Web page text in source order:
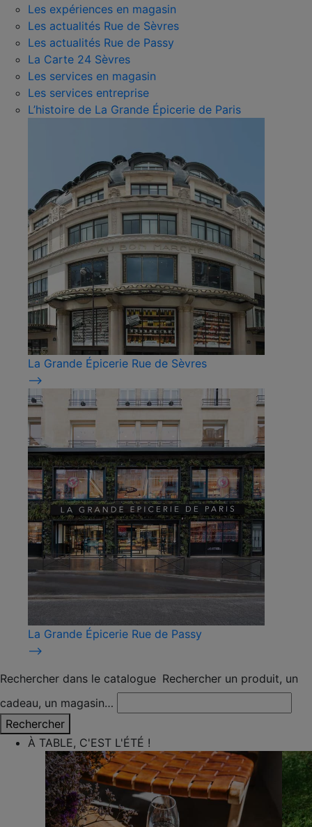
Les expériences en magasin
Les actualités Rue de Sèvres
Les actualités Rue de Passy
La Carte 24 Sèvres
Les services en magasin
Les services entreprise
L’histoire de La Grande Épicerie de Paris
La Grande Épicerie Rue de Sèvres
⟶
La Grande Épicerie Rue de Passy
⟶
Rechercher dans le catalogue Rechercher un produit, un
cadeau, un magasin…
Rechercher
À TABLE, C'EST L'ÉTÉ !